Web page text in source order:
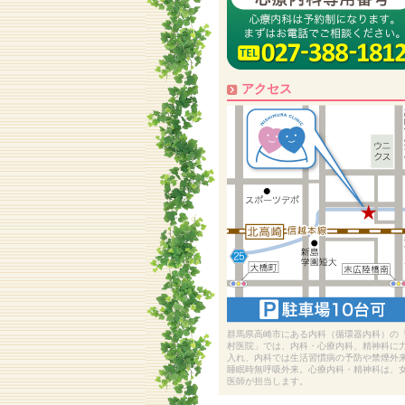
アクセス
群馬県高崎市にある内科（循環器内科）の
村医院」では、内科・心療内科、精神科に
入れ、内科では生活習慣病の予防や禁煙外来
睡眠時無呼吸外来。心療内科・精神科は、
医師が担当します。